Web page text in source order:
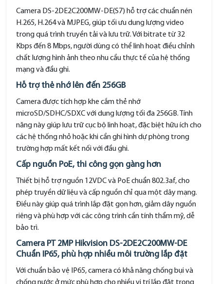
Camera DS-2DE2C200MW-DE(S7) hỗ trợ các chuẩn nén
H.265, H.264 và MJPEG, giúp tối ưu dung lượng video
trong quá trình truyền tải và lưu trữ. Với bitrate từ 32
Kbps đến 8 Mbps, người dùng có thể linh hoạt điều chỉnh
chất lượng hình ảnh theo nhu cầu thực tế của hệ thống
mạng và đầu ghi.
Hỗ trợ thẻ nhớ lên đến 256GB
Camera được tích hợp khe cắm thẻ nhớ
microSD/SDHC/SDXC với dung lượng tối đa 256GB. Tính
năng này giúp lưu trữ cục bộ linh hoạt, đặc biệt hữu ích cho
các hệ thống nhỏ hoặc khi cần ghi hình dự phòng trong
trường hợp mất kết nối với đầu ghi.
Cấp nguồn PoE, thi công gọn gàng hơn
Thiết bị hỗ trợ nguồn 12VDC và PoE chuẩn 802.3af, cho
phép truyền dữ liệu và cấp nguồn chỉ qua một dây mạng.
Điều này giúp quá trình lắp đặt gọn hơn, giảm dây nguồn
riêng và phù hợp với các công trình cần tính thẩm mỹ, dễ
bảo trì.
Camera PT 2MP Hikvision DS-2DE2C200MW-DE
Chuẩn IP65, phù hợp nhiều môi trường lắp đặt
Với chuẩn bảo vệ IP65, camera có khả năng chống bụi và